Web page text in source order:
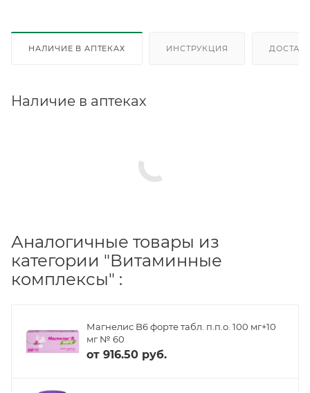
НАЛИЧИЕ В АПТЕКАХ ИНСТРУКЦИЯ
Наличие в аптеках
Аналогичные товары из
категории "Витаминные
комплексы" :
Магнелис B6 форте табл. п.п.о. 100 мг+10
мг № 60
от 916.50 руб.